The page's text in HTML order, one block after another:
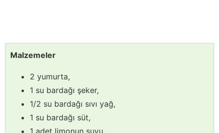
Malzemeler
2 yumurta,
1 su bardağı şeker,
1/2 su bardağı sıvı yağ,
1 su bardağı süt,